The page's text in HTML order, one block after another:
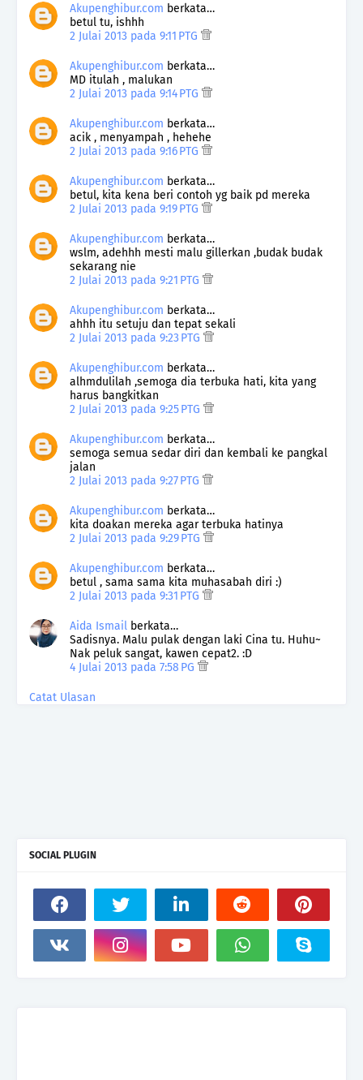
Akupenghibur.com berkata…
betul tu, ishhh
2 Julai 2013 pada 9:11 PTG
Akupenghibur.com berkata…
MD itulah , malukan
2 Julai 2013 pada 9:14 PTG
Akupenghibur.com berkata…
acik , menyampah , hehehe
2 Julai 2013 pada 9:16 PTG
Akupenghibur.com berkata…
betul, kita kena beri contoh yg baik pd mereka
2 Julai 2013 pada 9:19 PTG
Akupenghibur.com berkata…
wslm, adehhh mesti malu gillerkan ,budak budak
sekarang nie
2 Julai 2013 pada 9:21 PTG
Akupenghibur.com berkata…
ahhh itu setuju dan tepat sekali
2 Julai 2013 pada 9:23 PTG
Akupenghibur.com berkata…
alhmdulilah ,semoga dia terbuka hati, kita yang
harus bangkitkan
2 Julai 2013 pada 9:25 PTG
Akupenghibur.com berkata…
semoga semua sedar diri dan kembali ke pangkal
jalan
2 Julai 2013 pada 9:27 PTG
Akupenghibur.com berkata…
kita doakan mereka agar terbuka hatinya
2 Julai 2013 pada 9:29 PTG
Akupenghibur.com berkata…
betul , sama sama kita muhasabah diri :)
2 Julai 2013 pada 9:31 PTG
Aida Ismail berkata…
Sadisnya. Malu pulak dengan laki Cina tu. Huhu~
Nak peluk sangat, kawen cepat2. :D
4 Julai 2013 pada 7:58 PG
Catat Ulasan
SOCIAL PLUGIN